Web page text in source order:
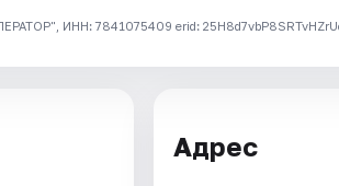
ИНН: 7841075409 erid:
Адрес